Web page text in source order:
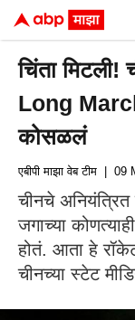
चिंता
Long March
कोसळलं
एबीपी माझा वेब टीम | 09
चीनचे
जगाच्या
होतं. आता हे रॉकेट
चीनच्या स्टेट